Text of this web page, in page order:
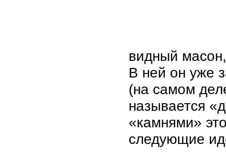
видный
В ней он уже
(на самом
называется
«камнями»
следующие